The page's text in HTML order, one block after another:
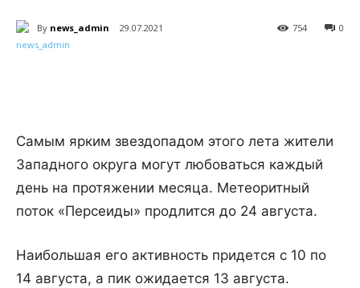
By news_admin 29.07.2021 0
754
Самым ярким звездопадом этого лета жители
Западного округа могут любоваться каждый
день на протяжении месяца. Метеоритный
поток «Персеиды» продлится до 24 августа.
Наибольшая его активность придется с 10 по
14 августа, а пик ожидается 13 августа.